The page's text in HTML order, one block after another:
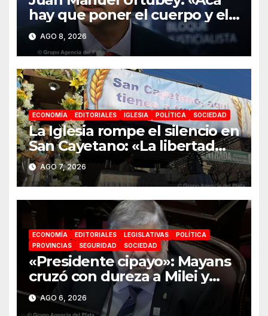
hay que poner el cuerpo y el
alma. La Argentina tiene que
ir a la construcción de un
proyecto nacional»
AGO 8, 2026
ECONOMÍA EDITORIALES IGLESIA POLÍTICA SOCIEDAD
La Iglesia rompe el silencio en
San Cayetano: «La libertad
económica no puede ser
absoluta»
AGO 7, 2026
ECONOMÍA EDITORIALES LEGISLATIVAS
POLÍTICA
PROVINCIAS
SEGURIDAD SOCIEDAD
«Presidente cipayo»: Mayans
cruzó con dureza a Milei y
advirtió sobre un juicio
político por traición a la Patria
AGO 6, 2026